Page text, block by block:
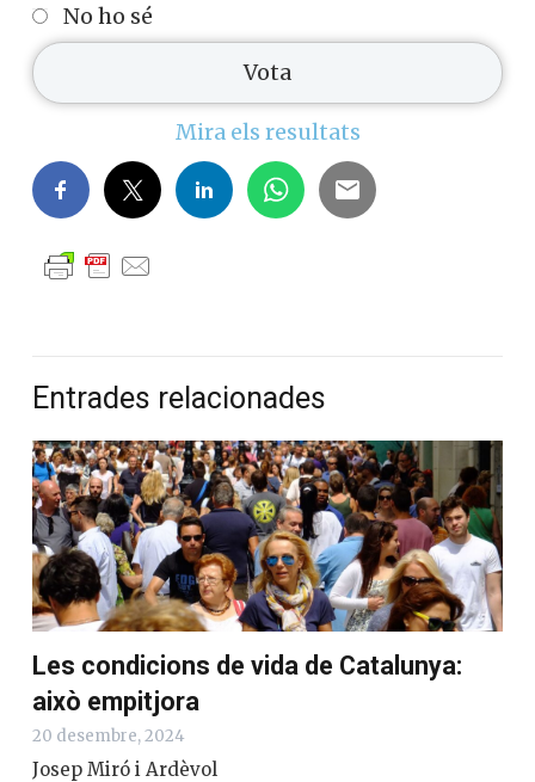
No ho sé
Mira els resultats
Entrades relacionades
Les condicions de vida de Catalunya:
això empitjora
20 desembre, 2024
Josep Miró i Ardèvol